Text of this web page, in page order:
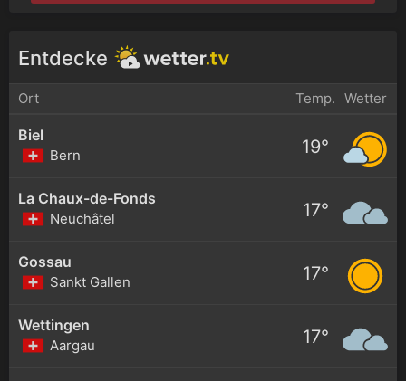
Entdecke
Ort Temp. Wetter
Biel
Bern 19°
La Chaux-de-Fonds
Neuchâtel 17°
Gossau
Sankt Gallen 17°
Wettingen
Aargau 17°